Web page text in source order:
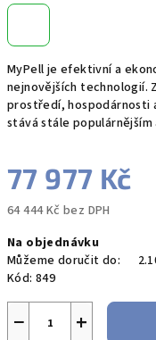
MyPell je efektivní a
nejnovějších technologií.
prostředí, hospodárnosti
stává stále
77 977 Kč
64 444 Kč bez DPH
cena:
Na objednávku
Můžeme doručit do:
Kód: 849
+
−